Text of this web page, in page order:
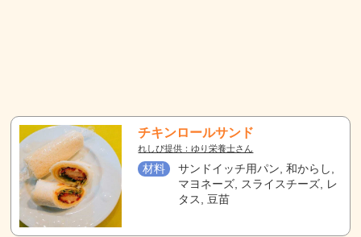
チキンロールサンド
れしぴ提供：ゆり栄養士さん
材料
サンドイッチ用パン, 和からし,
マヨネーズ, スライスチーズ, レ
タス, 豆苗